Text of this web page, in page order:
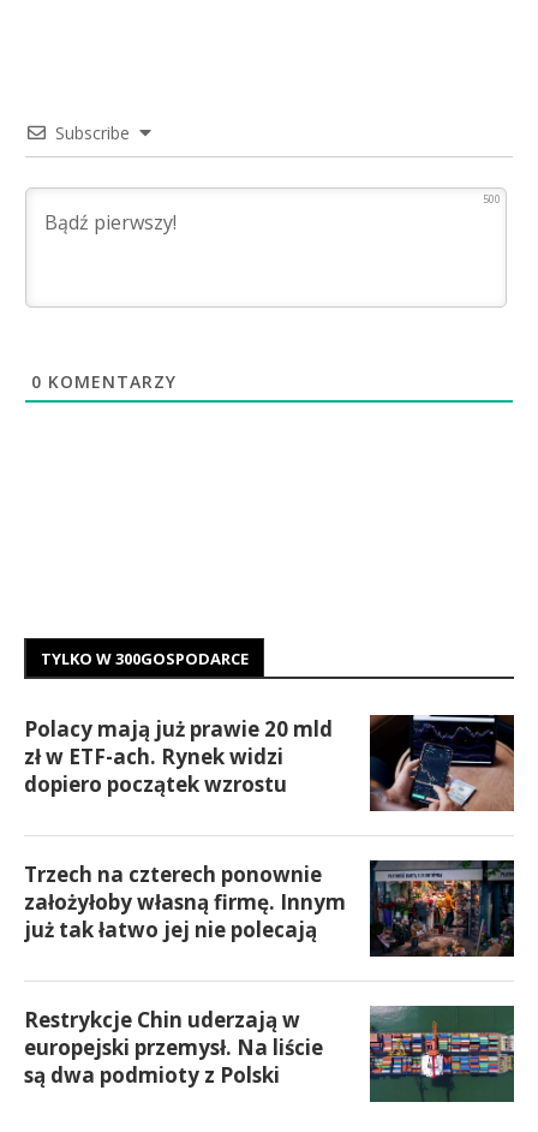
Subscribe
500
0 KOMENTARZY
TYLKO W 300GOSPODARCE
Polacy mają już prawie 20 mld
zł w ETF-ach. Rynek widzi
dopiero początek wzrostu
Trzech na czterech ponownie
założyłoby własną firmę. Innym
już tak łatwo jej nie polecają
Restrykcje Chin uderzają w
europejski przemysł. Na liście
są dwa podmioty z Polski